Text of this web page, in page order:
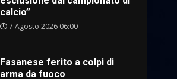
calcio”
7 Agosto 2026 06:00
Fasanese ferito a colpi di
arma da fuoco